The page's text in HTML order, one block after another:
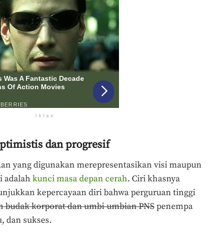
Iklan
dan progresif
yang digunakan merepresentasikan visi maupun
adalah kunci masa depan cerah. Ciri khasnya
kepercayaan diri bahwa perguruan tinggi
budak korporat dan umbi-umbian PNSpenempa
dan sukses.